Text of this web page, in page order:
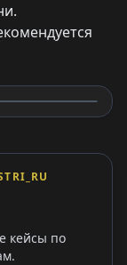
кейсы по